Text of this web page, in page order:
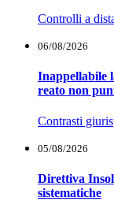
Controlli a
06/08/2026
Inappellabile
reato non
Contrasti
05/08/2026
Direttiva
sistematiche